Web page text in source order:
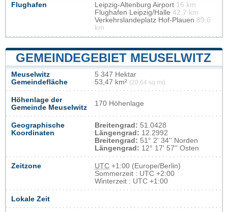
Flughafen Leipzig-Altenburg Airport 16 km
Flughafen Leipzig/Halle 42.7 km
Verkehrslandeplatz Hof-Plauen 89.6
km
GEMEINDEGEBIET MEUSELWITZ
Meuselwitz
Gemeindefläche
5 347 Hektar
53,47 km² (20,64 sq mi)
Höhenlage der
Gemeinde Meuselwitz
170 Höhenlage
Geographische
Koordinaten
Breitengrad: 51.0428
Längengrad: 12.2992
Breitengrad: 51° 2' 34'' Norden
Längengrad: 12° 17' 57'' Osten
Zeitzone UTC +1:00 (Europe/Berlin)
Sommerzeit : UTC +2:00
Winterzeit : UTC +1:00
Lokale Zeit